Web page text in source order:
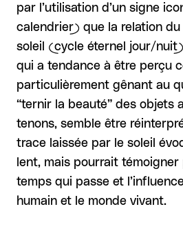
par l’utilisation d’un signe
calendrier) que la relation
soleil (cycle éternel jour/
qui a tendance à être perçu
particulièrement gênant au
“ternir la beauté” des objets
tenons, semble être
trace laissée par le soleil
lent, mais pourrait
temps qui passe et
humain et le monde vivant.